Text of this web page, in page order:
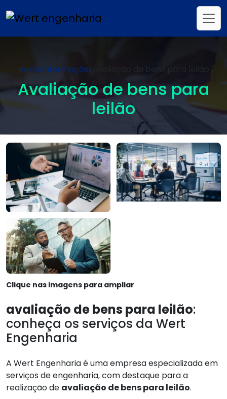
HomeInformações
Avaliação de bens para
leilão
Clique nas imagens para ampliar
avaliação de bens para leilão:
conheça os serviços da Wert
Engenharia
A Wert Engenharia é uma empresa especializada em
serviços de engenharia, com destaque para a
realização de avaliação de bens para leilão.